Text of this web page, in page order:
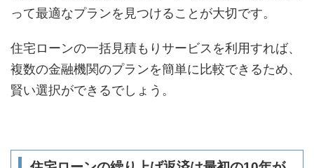
って最適なプランを見つけることが大切です。
住宅ローンの一括見積もりサービスを利用すれば、
複数の金融機関のプランを簡単に比較できるため、
賢い選択ができるでしょう。